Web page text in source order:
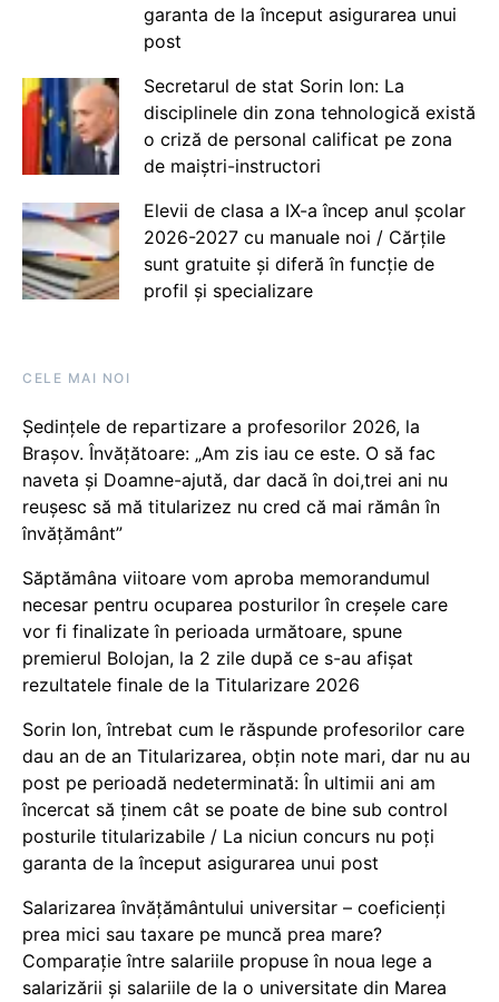
garanta de la început asigurarea unui
post
Secretarul de stat Sorin Ion: La
disciplinele din zona tehnologică există
o criză de personal calificat pe zona
de maiștri-instructori
Elevii de clasa a IX-a încep anul școlar
2026-2027 cu manuale noi / Cărțile
sunt gratuite și diferă în funcție de
profil și specializare
CELE MAI NOI
Ședințele de repartizare a profesorilor 2026, la
Brașov. Învățătoare: „Am zis iau ce este. O să fac
naveta și Doamne-ajută, dar dacă în doi,trei ani nu
reușesc să mă titularizez nu cred că mai rămân în
învățământ”
Săptămâna viitoare vom aproba memorandumul
necesar pentru ocuparea posturilor în creșele care
vor fi finalizate în perioada următoare, spune
premierul Bolojan, la 2 zile după ce s-au afișat
rezultatele finale de la Titularizare 2026
Sorin Ion, întrebat cum le răspunde profesorilor care
dau an de an Titularizarea, obțin note mari, dar nu au
post pe perioadă nedeterminată: În ultimii ani am
încercat să ținem cât se poate de bine sub control
posturile titularizabile / La niciun concurs nu poți
garanta de la început asigurarea unui post
Salarizarea învățământului universitar – coeficienți
prea mici sau taxare pe muncă prea mare?
Comparație între salariile propuse în noua lege a
salarizării și salariile de la o universitate din Marea